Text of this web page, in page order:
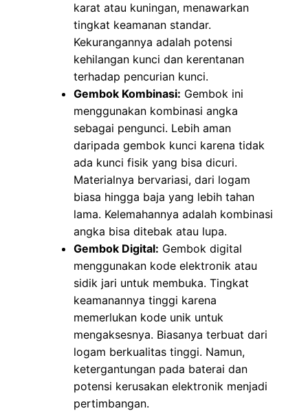
karat atau kuningan, menawarkan
tingkat keamanan standar.
Kekurangannya adalah potensi
kehilangan kunci dan kerentanan
terhadap pencurian kunci.
Gembok Kombinasi: Gembok ini
menggunakan kombinasi angka
sebagai pengunci. Lebih aman
daripada gembok kunci karena tidak
ada kunci fisik yang bisa dicuri.
Materialnya bervariasi, dari logam
biasa hingga baja yang lebih tahan
lama. Kelemahannya adalah kombinasi
angka bisa ditebak atau lupa.
Gembok Digital: Gembok digital
menggunakan kode elektronik atau
sidik jari untuk membuka. Tingkat
keamanannya tinggi karena
memerlukan kode unik untuk
mengaksesnya. Biasanya terbuat dari
logam berkualitas tinggi. Namun,
ketergantungan pada baterai dan
potensi kerusakan elektronik menjadi
pertimbangan.